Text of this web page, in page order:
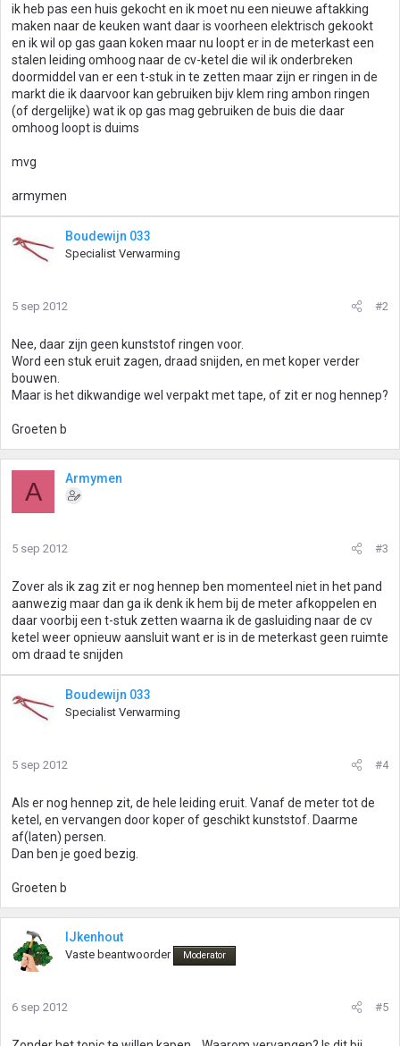
ik heb pas een huis gekocht en ik moet nu een nieuwe aftakking
maken naar de keuken want daar is voorheen elektrisch gekookt
en ik wil op gas gaan koken maar nu loopt er in de meterkast een
stalen leiding omhoog naar de cv-ketel die wil ik onderbreken
doormiddel van er een t-stuk in te zetten maar zijn er ringen in de
markt die ik daarvoor kan gebruiken bijv klem ring ambon ringen
(of dergelijke) wat ik op gas mag gebruiken de buis die daar
omhoog loopt is duims
mvg
armymen
Boudewijn 033
Specialist Verwarming
5 sep 2012 #2
Nee, daar zijn geen kunststof ringen voor.
Word een stuk eruit zagen, draad snijden, en met koper verder
bouwen.
Maar is het dikwandige wel verpakt met tape, of zit er nog hennep?
Groeten b
A Armymen
5 sep 2012 #3
Zover als ik zag zit er nog hennep ben momenteel niet in het pand
aanwezig maar dan ga ik denk ik hem bij de meter afkoppelen en
daar voorbij een t-stuk zetten waarna ik de gasluiding naar de cv
ketel weer opnieuw aansluit want er is in de meterkast geen ruimte
om draad te snijden
Boudewijn 033
Specialist Verwarming
5 sep 2012 #4
Als er nog hennep zit, de hele leiding eruit. Vanaf de meter tot de
ketel, en vervangen door koper of geschikt kunststof. Daarme
af(laten) persen.
Dan ben je goed bezig.
Groeten b
IJkenhout
Vaste beantwoorder Moderator
6 sep 2012 #5